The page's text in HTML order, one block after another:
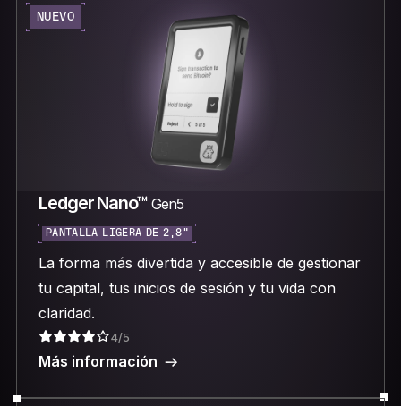
NUEVO
Ledger Nano™ Gen5
PANTALLA LIGERA DE 2,8"
La forma más divertida y accesible de gestionar
tu capital, tus inicios de sesión y tu vida con
claridad.
4/5
Más información